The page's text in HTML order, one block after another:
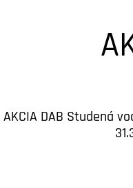
AKCIA DAB Studená